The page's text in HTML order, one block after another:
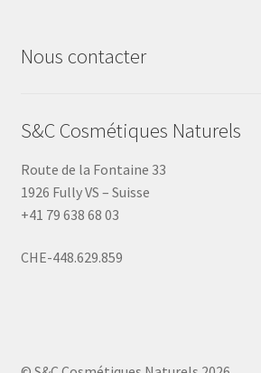
Nous contacter
S&C Cosmétiques Naturels
Route de la Fontaine 33
1926 Fully VS – Suisse
+41 79 638 68 03
CHE-448.629.859